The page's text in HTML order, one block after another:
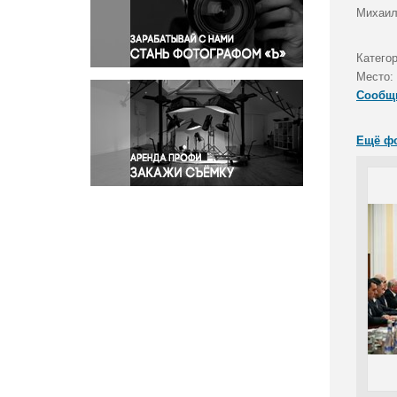
Правосудие
Происшествия и конфликты
Религия
Светская жизнь
Спорт
Экология
Экономика и бизнес
Место:
Ещё